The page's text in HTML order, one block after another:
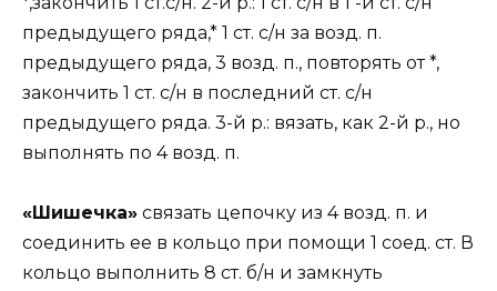
предыдущего ряда,* 1 ст. с/н за возд. п.
предыдущего ряда, 3 возд. п., повторять от *,
закончить 1 ст. с/н в последний ст. с/н
предыдущего ряда. 3-й р.: вязать, как 2-й р., но
выполнять по 4 возд. п.
«Шишечка» связать цепочку из 4 возд. п. и
соединить ее в кольцо при помощи 1 соед. ст. В
кольцо выполнить 8 ст. б/н и замкнуть